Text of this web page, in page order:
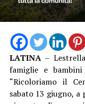
LATINA–
famiglie e
“Ricoloriamo il
sabato 13 giugno,